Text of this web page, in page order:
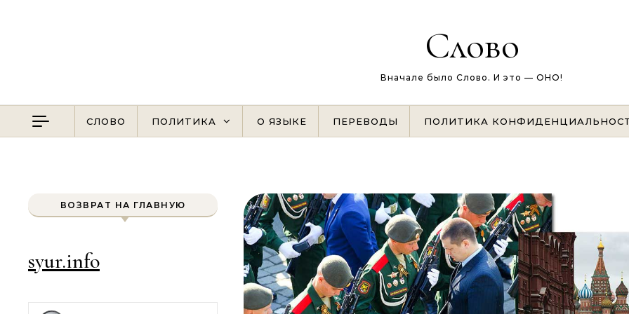
Слово
Вначале было Слово. И это — ОНО!
СЛОВО ПОЛИТИКА О ЯЗЫКЕ ПЕРЕВОДЫ ПОЛИТИКА
ВОЗВРАТ НА ГЛАВНУЮ
syur.info